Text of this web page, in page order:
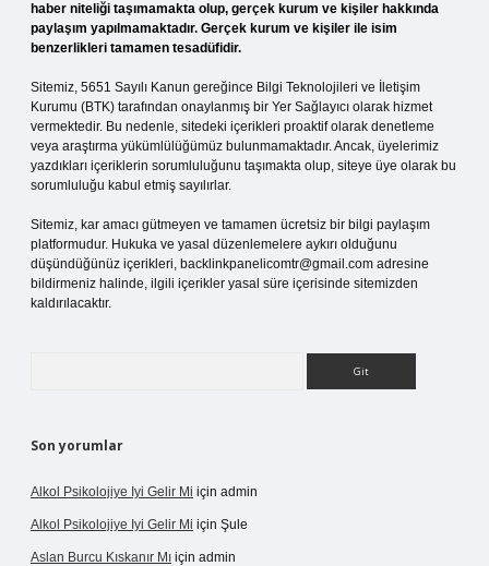
haber niteliği taşımamakta olup, gerçek kurum ve kişiler hakkında
paylaşım yapılmamaktadır. Gerçek kurum ve kişiler ile isim
benzerlikleri tamamen tesadüfidir.
Sitemiz, 5651 Sayılı Kanun gereğince Bilgi Teknolojileri ve İletişim
Kurumu (BTK) tarafından onaylanmış bir Yer Sağlayıcı olarak hizmet
vermektedir. Bu nedenle, sitedeki içerikleri proaktif olarak denetleme
veya araştırma yükümlülüğümüz bulunmamaktadır. Ancak, üyelerimiz
yazdıkları içeriklerin sorumluluğunu taşımakta olup, siteye üye olarak bu
sorumluluğu kabul etmiş sayılırlar.
Sitemiz, kar amacı gütmeyen ve tamamen ücretsiz bir bilgi paylaşım
platformudur. Hukuka ve yasal düzenlemelere aykırı olduğunu
düşündüğünüz içerikleri, backlinkpanelicomtr@gmail.com adresine
bildirmeniz halinde, ilgili içerikler yasal süre içerisinde sitemizden
kaldırılacaktır.
Son yorumlar
Alkol Psikolojiye Iyi Gelir Mi için admin
Alkol Psikolojiye Iyi Gelir Mi için Şule
Aslan Burcu Kıskanır Mı için admin